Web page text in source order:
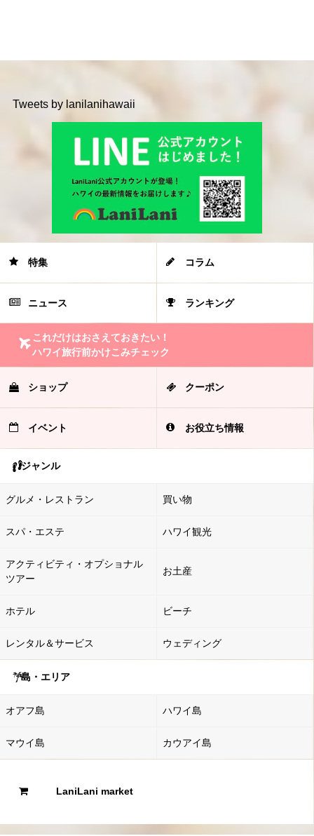
Tweets by lanilanihawaii
特集 コラム
ニュース ランキング
これだけはおさえておきたい！
ハワイ旅行前かけこみチェック
ショップ クーポン
イベント お役立ち情報
ジャンル
グルメ・レストラン 買い物
スパ・エステ ハワイ観光
アクティビティ・オプショナル
ツアー
お土産
ホテル ビーチ
レンタル＆サービス ウェディング
島・エリア
オアフ島 ハワイ島
マウイ島 カウアイ島
LaniLani market